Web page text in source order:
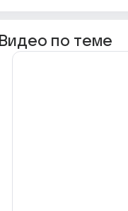
Видео по теме